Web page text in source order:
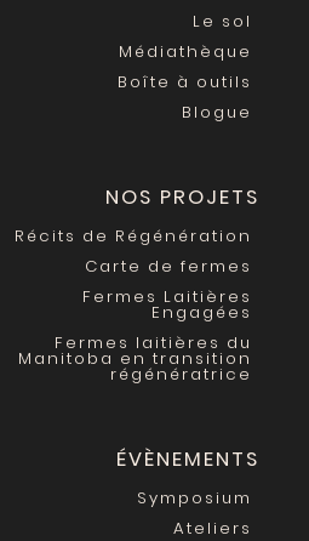
Le sol
Médiathèque
Boîte à outils
Blogue
NOS PROJETS
Récits de Régénération
Carte de fermes
Fermes Laitières
Engagées
Fermes laitières du
Manitoba en transition
régénératrice
ÉVÈNEMENTS
Symposium
Ateliers